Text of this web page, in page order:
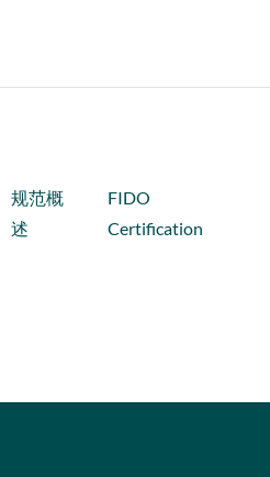
规范概
述
FIDO
Certification